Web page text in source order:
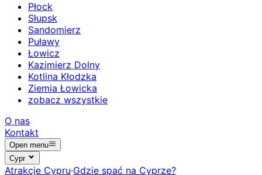
Płock
Słupsk
Sandomierz
Puławy
Łowicz
Kazimierz Dolny
Kotlina Kłodzka
Ziemia Łowicka
zobacz wszystkie
O nas
Kontakt
Open menu
Cypr
Atrakcje Cypru·Gdzie spać na Cyprze?